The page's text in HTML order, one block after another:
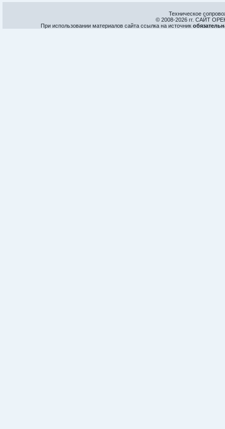
Техническое
© 2008-2026 гг. САЙТ
При использовании материалов сайта ссылка на источник